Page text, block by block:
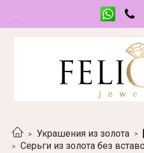
Украшения из золота
Серьги из золота без